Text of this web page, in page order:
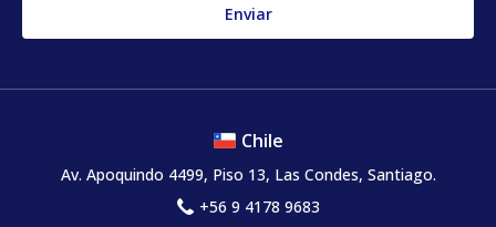
Chile
Av. Apoquindo 4499, Piso 13, Las Condes, Santiago.
+56 9 4178 9683